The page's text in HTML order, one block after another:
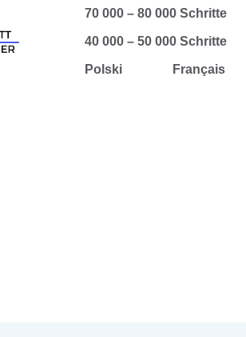
70 000 – 80 000 Schritte
40 000 – 50 000 Schritte
Polski Français